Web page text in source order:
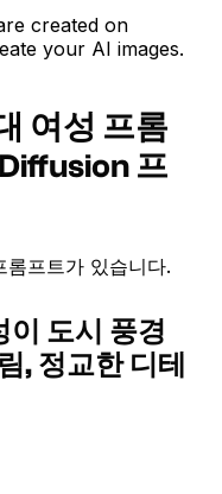
created on
your AI images.
여성 프롬
프
프트가 있습니다.
이 도시 풍경
, 정교한 디테